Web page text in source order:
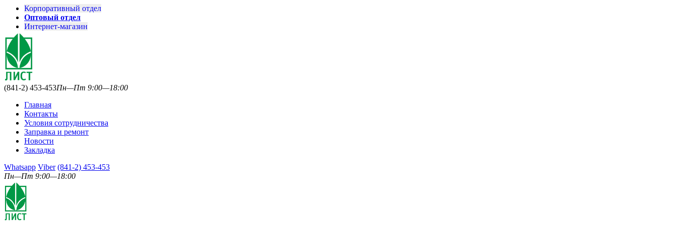
Корпоративный отдел
Оптовый отдел
Интернет-магазин
(841-2) 453-453Пн—Пт 9:00—18:00
Главная
Контакты
Условия сотрудничества
Заправка и ремонт
Новости
Закладка
Whatsapp Viber (841-2) 453-453
Пн—Пт 9:00—18:00